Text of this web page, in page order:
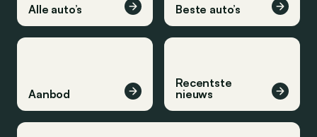
Alle auto’s Beste auto’s
Aanbod
Recentste
nieuws